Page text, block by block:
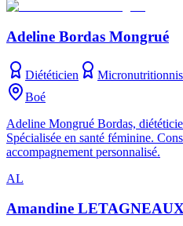
Adeline Bordas Mongrué
Diététicien
Boé
Adeline Mongrué Bordas,
Spécialisée en santé féminine.
accompagnement personnalisé.
AL
Amandine